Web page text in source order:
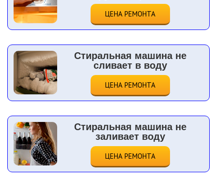
ЦЕНА РЕМОНТА
Стиральная машина не
сливает в воду
ЦЕНА РЕМОНТА
Стиральная машина не
заливает воду
ЦЕНА РЕМОНТА